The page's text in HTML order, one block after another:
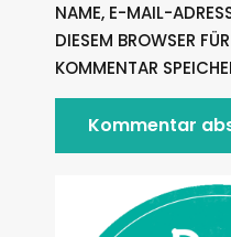
NAME, E-MAIL-
DIESEM BROWSER
KOMMENTAR